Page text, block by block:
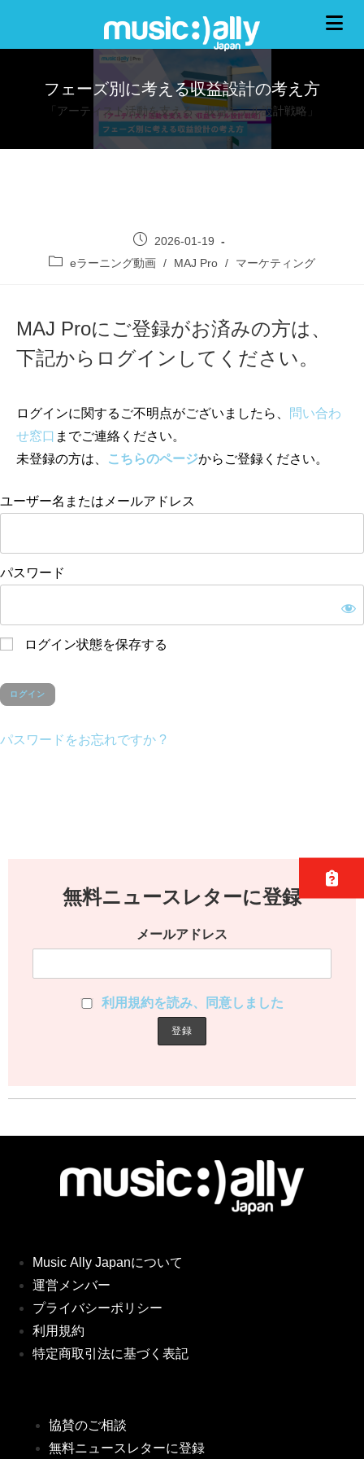
フェーズ別に考える収益設計の考え方
「アーティスト活動を支える、収益モデル設計戦略」
2026-01-19
eラーニング動画 / MAJ Pro / マーケティング
MAJ Proにご登録がお済みの方は、
下記からログインしてください。
ログインに関するご不明点がございましたら、
問い合わ
せ窓口 までご連絡ください。
未登録の方は、
こちらのページからご登録ください。
ユーザー名またはメールアドレス
パスワード
ログイン状態を保存する
パスワードをお忘れですか ?
無料ニュースレターに登録
メールアドレス
利用規約を読み、同意しました
Music Ally Japanについて
運営メンバー
プライバシーポリシー
利用規約
特定商取引法に基づく表記
協賛のご相談
無料ニュースレターに登録